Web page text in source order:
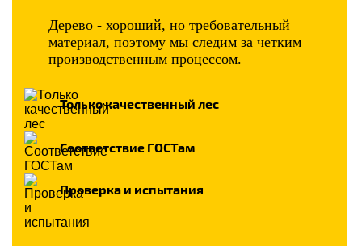
Дерево - хороший, но требовательный
материал, поэтому мы следим за четким
производственным процессом.
Только качественный лес
Соответствие ГОСТам
Проверка и испытания